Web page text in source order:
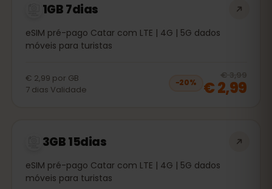
1GB 7dias
eSIM pré-pago Catar com LTE | 4G | 5G dados
móveis para turistas
€ 2,99 por GB
7 dias Validade
−20%
€ 3,99
€ 2,99
3GB 15dias
eSIM pré-pago Catar com LTE | 4G | 5G dados
móveis para turistas